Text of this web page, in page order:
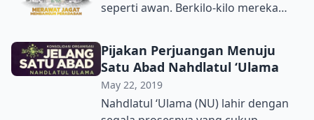
seperti awan. Berkilo-kilo mereka
untuk menuju satu titik tujuan. Ada
yang telah memutuskan untuk
berhenti dan menggelar tikar. Di
jalan-jalan dan trotoar. Mereka tahu
Pijakan Perjuangan Menuju
Satu Abad Nahdlatul ‘Ulama
May 22, 2019
Nahdlatul ‘Ulama (NU) lahir dengan